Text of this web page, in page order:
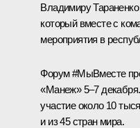
Владимиру
который вместе с
мероприятия в
Форум #МыВместе
«Манеж» 5–7
участие около 10
и из 45 стран мира.